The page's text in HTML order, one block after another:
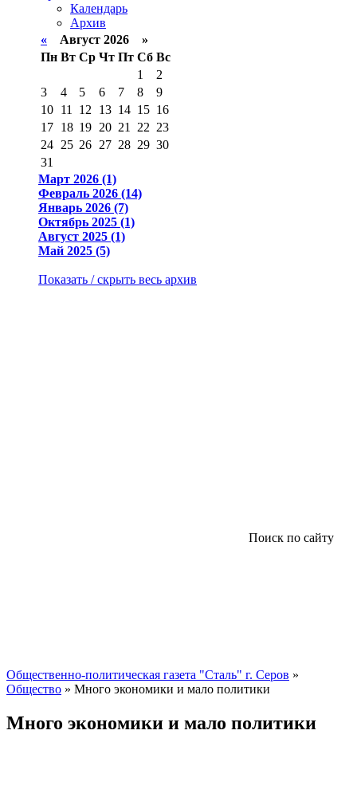
Календарь
Архив
« Август 2026 »
Пн Вт Ср Чт Пт Сб Вс
1
2
3
4 5 6 7 8
9
10 11 12 13 14 15 16
17 18 19 20 21 22 23
24 25 26 27 28 29 30
31
Март 2026 (1)
Февраль 2026 (14)
Январь 2026 (7)
Октябрь 2025 (1)
Август 2025 (1)
Май 2025 (5)
Показать / скрыть весь архив
Поиск по сайту
Общественно-политическая газета "Сталь" г. Серов »
Общество » Много экономики и мало политики
Много экономики и мало политики